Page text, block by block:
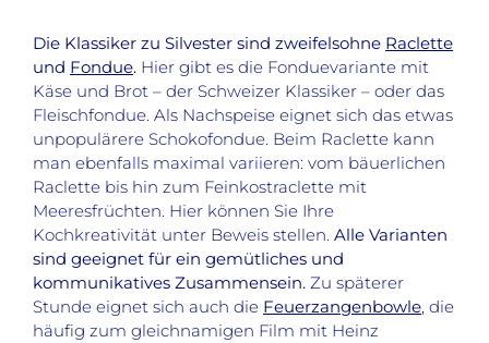
Die Klassiker zu Silvester sind zweifelsohne Raclette
und Fondue. Hier gibt es die Fonduevariante mit
Käse und Brot – der Schweizer Klassiker – oder das
Fleischfondue. Als Nachspeise eignet sich das etwas
unpopulärere Schokofondue. Beim Raclette kann
man ebenfalls maximal variieren: vom bäuerlichen
Raclette bis hin zum Feinkostraclette mit
Meeresfrüchten. Hier können Sie Ihre
Kochkreativität unter Beweis stellen. Alle Varianten
sind geeignet für ein gemütliches und
kommunikatives Zusammensein. Zu späterer
Stunde eignet sich auch die Feuerzangenbowle, die
häufig zum gleichnamigen Film mit Heinz